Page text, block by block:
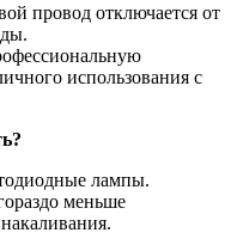
провод отключается от
использования с
лампы.
меньше